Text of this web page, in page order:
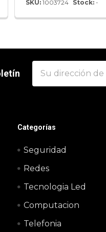
SKU:1003724
Stock:-
de
Categorías
Seguridad
Redes
Tecnologia Led
Computacion
Telefonia